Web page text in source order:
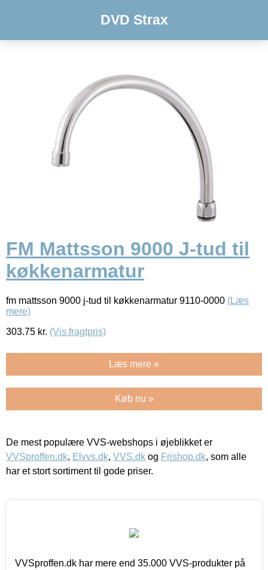
DVD Strax
FM Mattsson 9000 J-tud til
køkkenarmatur
fm mattsson 9000 j-tud til køkkenarmatur 9110-0000 (Læs
mere)
303.75 kr. (Vis fragtpris)
Læs mere »
Køb nu »
De mest populære VVS-webshops i øjeblikket er
VVSproffen.dk, Elvvs.dk, VVS.dk og Frishop.dk, som alle
har et stort sortiment til gode priser.
VVSproffen.dk har mere end 35.000 VVS-produkter på